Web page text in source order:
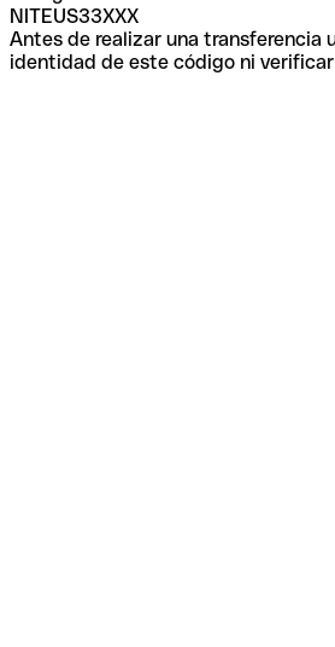
NITEUS33XXX
Antes de realizar una transferencia
identidad de este código ni